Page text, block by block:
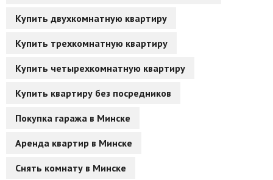
Купить двухкомнатную квартиру
Купить трехкомнатную квартиру
Купить четырехкомнатную квартиру
Купить квартиру без посредников
Покупка гаража в Минске
Аренда квартир в Минске
Снять комнату в Минске